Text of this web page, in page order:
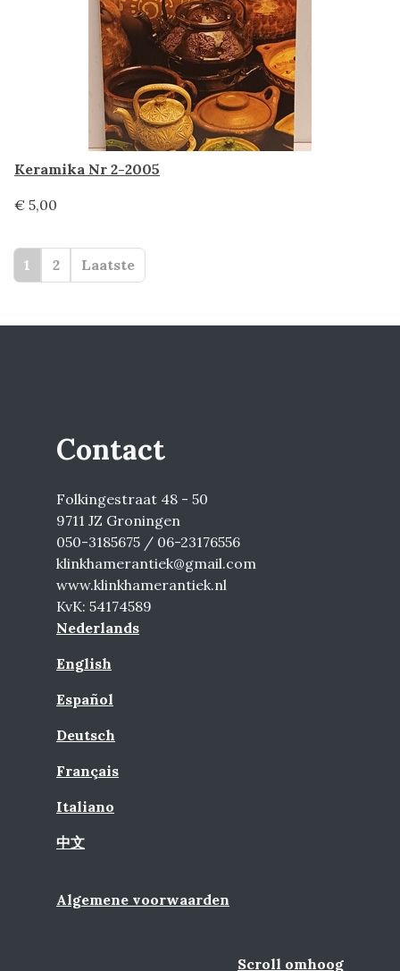
Keramika Nr 2-2005
€ 5,00
1 2 Laatste
Contact
Folkingestraat 48 - 50
9711 JZ Groningen
050-3185675 / 06-23176556
klinkhamerantiek@gmail.com
www.klinkhamerantiek.nl
KvK: 54174589
Nederlands
English
Español
Deutsch
Français
Italiano
中文
Algemene voorwaarden
Scroll omhoog